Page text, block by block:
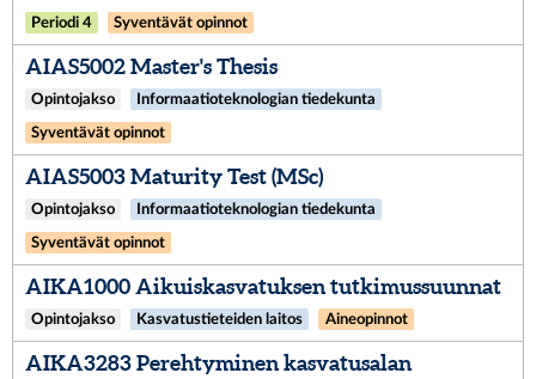
Periodi 4 Syventävät opinnot
AIAS5002 Master's Thesis
Opintojakso Informaatioteknologian tiedekunta
Syventävät opinnot
AIAS5003 Maturity Test (MSc)
Opintojakso Informaatioteknologian tiedekunta
Syventävät opinnot
AIKA1000 Aikuiskasvatuksen tutkimussuunnat
Opintojakso Kasvatustieteiden laitos Aineopinnot
AIKA3283 Perehtyminen kasvatusalan